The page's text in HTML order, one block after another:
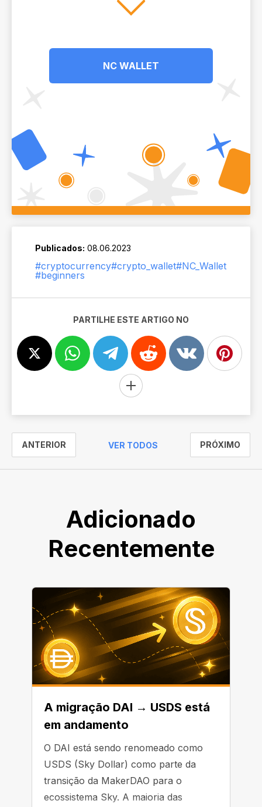
NC WALLET
Publicados: 08.06.2023
#cryptocurrency#crypto_wallet#NC_Wallet
#beginners
PARTILHE ESTE ARTIGO NO
ANTERIOR VER TODOS PRÓXIMO
Adicionado
Recentemente
A migração DAI → USDS está
em andamento
O DAI está sendo renomeado como
USDS (Sky Dollar) como parte da
transição da MakerDAO para o
ecossistema Sky. A maioria das